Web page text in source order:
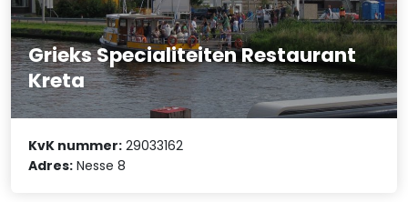
Grieks Specialiteiten Restaurant
Kreta
KvK nummer: 29033162
Adres: Nesse 8